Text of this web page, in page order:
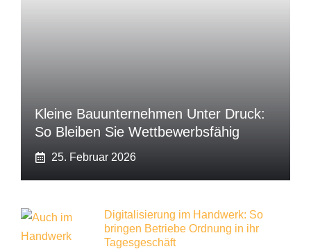
Kleine Bauunternehmen Unter Druck:
So Bleiben Sie Wettbewerbsfähig
25. Februar 2026
Digitalisierung im Handwerk: So
bringen Betriebe Ordnung in ihr
Tagesgeschäft